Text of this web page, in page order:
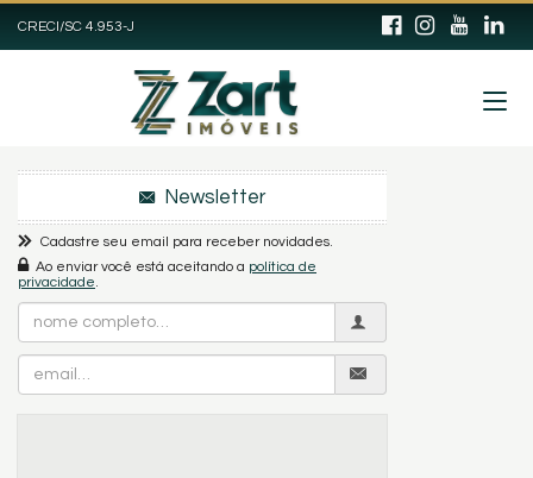
CRECI/SC 4.953-J
Newsletter
Cadastre seu email para receber novidades.
Ao enviar você está aceitando a política de
privacidade.
Completo